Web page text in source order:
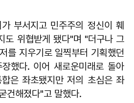
부서지고 민주주의 정신이 훼
도 위협받게 됐다"며 "더구나 그
를 지우기로 일찍부터 기획했던
했다. 이어 새로운미래로 돌아
은 좌초됐지만 저의 초심은 좌
건해졌다"고 말했다.